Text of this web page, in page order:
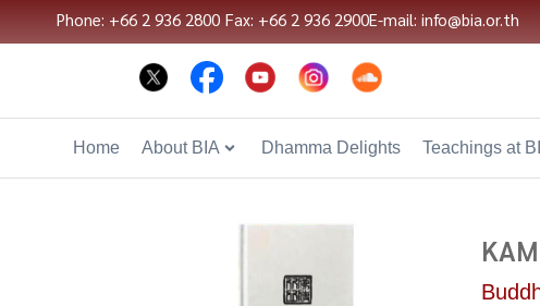
Phone: +66 2 936 2800 Fax: +66 2 936 2900E-mail: info@bia.or.th
Home About BIA Dhamma Delights Teachings at